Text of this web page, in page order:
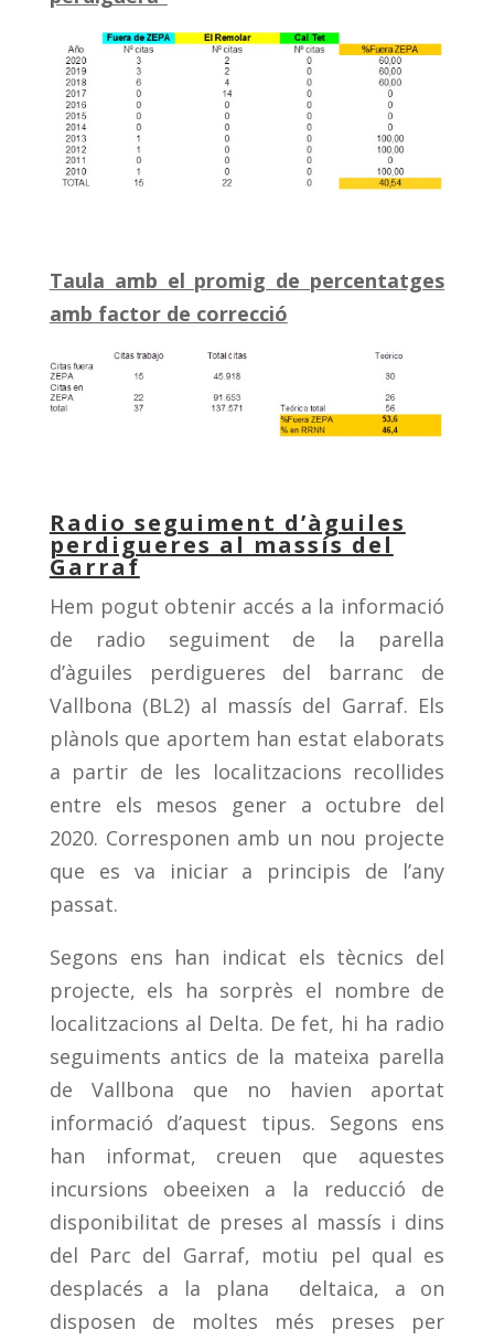
Taula amb el promig de percentatges
amb factor de correcció
Radio seguiment d’àguiles
perdigueres al massís del
Garraf
Hem pogut obtenir accés a la informació
de radio seguiment de la parella
d’àguiles perdigueres del barranc de
Vallbona (BL2) al massís del Garraf. Els
plànols que aportem han estat elaborats
a partir de les localitzacions recollides
entre els mesos gener a octubre del
2020. Corresponen amb un nou projecte
que es va iniciar a principis de l’any
passat.
Segons ens han indicat els tècnics del
projecte, els ha sorprès el nombre de
localitzacions al Delta. De fet, hi ha radio
seguiments antics de la mateixa parella
de Vallbona que no havien aportat
informació d’aquest tipus. Segons ens
han informat, creuen que aquestes
incursions obeeixen a la reducció de
disponibilitat de preses al massís i dins
del Parc del Garraf, motiu pel qual es
desplacés a la plana deltaica, a on
disposen de moltes més preses per